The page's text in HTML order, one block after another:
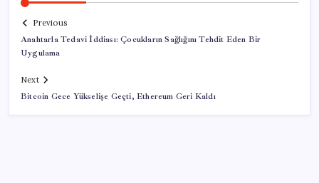
Previous
Anahtarla Tedavi İddiası: Çocukların Sağlığını Tehdit Eden Bir
Uygulama
Next
Bitcoin Gece Yükselişe Geçti, Ethereum Geri Kaldı